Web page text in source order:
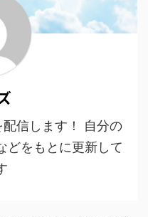
信します！ 自分の
どをもとに更新して